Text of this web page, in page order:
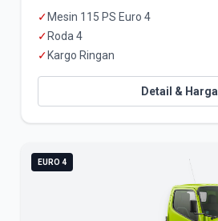
✓ Mesin 115 PS Euro 4
✓ Roda 4
✓ Kargo Ringan
Detail & Harga
EURO 4